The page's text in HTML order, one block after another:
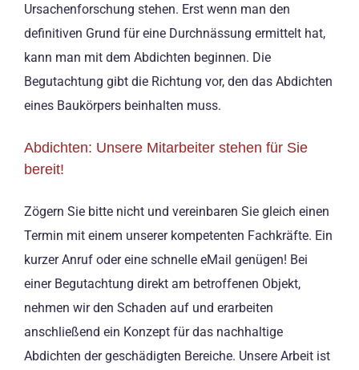
Ursachenforschung stehen. Erst wenn man den
definitiven Grund für eine Durchnässung ermittelt hat,
kann man mit dem Abdichten beginnen. Die
Begutachtung gibt die Richtung vor, den das Abdichten
eines Baukörpers beinhalten muss.
Abdichten: Unsere Mitarbeiter stehen für Sie
bereit!
Zögern Sie bitte nicht und vereinbaren Sie gleich einen
Termin mit einem unserer kompetenten Fachkräfte. Ein
kurzer Anruf oder eine schnelle eMail genügen! Bei
einer Begutachtung direkt am betroffenen Objekt,
nehmen wir den Schaden auf und erarbeiten
anschließend ein Konzept für das nachhaltige
Abdichten der geschädigten Bereiche. Unsere Arbeit ist